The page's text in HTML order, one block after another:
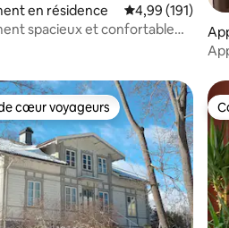
base de 203 commentaires : 4,92
en résidence Évaluation
4,99 (191)
spacieux et confortable
cœur voyageurs les plus appréciés
cœur voyageurs